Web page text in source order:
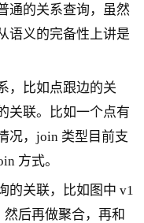
通的关系查询，虽然
语义的完备性上讲是
，比如点跟边的关
关联。比如一个点有
况，join 类型目前支
方式。
的关联，比如图中 v1
后再做聚合，再和